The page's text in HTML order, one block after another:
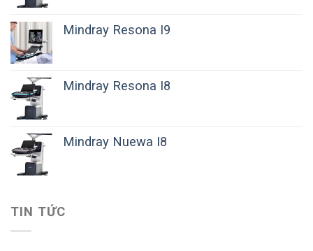
Mindray Resona I9
Mindray Resona I8
Mindray Nuewa I8
TIN TỨC